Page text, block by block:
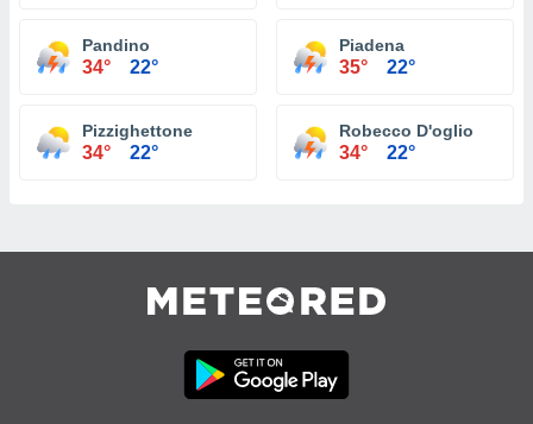
Pandino
34° 22°
Piadena
35° 22°
Pizzighettone
34° 22°
Robecco D'oglio
34° 22°